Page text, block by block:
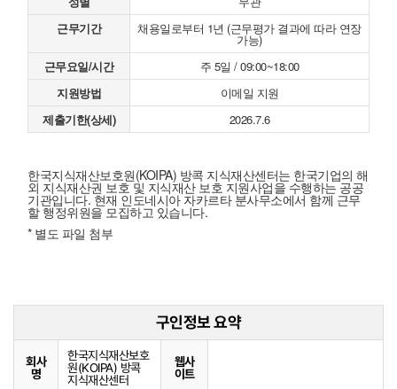
근무기간
채용일로부터 1년 (근무평가 결과에 따라 연장
가능)
근무요일/시간
주 5일 / 09:00~18:00
지원방법
이메일 지원
제출기한(상세)
2026.7.6
한국지식재산보호원(KOIPA) 방콕 지식재산센터는 한국기업의 해
외 지식재산권 보호 및 지식재산 보호 지원사업을 수행하는 공공
기관입니다. 현재 인도네시아 자카르타 분사무소에서 함께 근무
할 행정위원을 모집하고 있습니다.
* 별도 파일 첨부
구인정보 요약
회사
명
한국지식재산보호
원(KOIPA) 방콕
지식재산센터
웹사
이트